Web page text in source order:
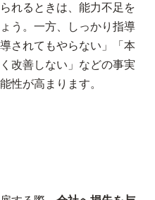
れるときは、能力不足を
う。一方、しっかり指導
されてもやらない」「本
改善しない」などの事実
性が高まります。